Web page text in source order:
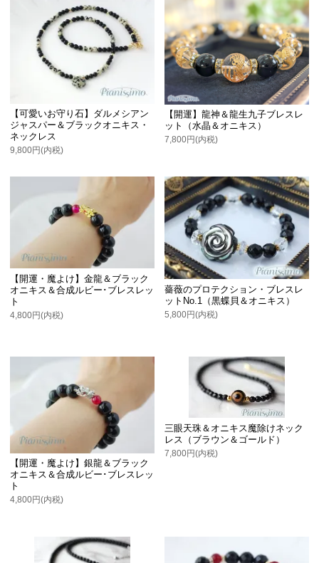
【可愛いお守り石】ダルメシアン
ジャスパー＆ブラックオニキス・
ネックレス
9,800円(内税)
【開運】龍神＆龍生九子ブレスレ
ット（水晶＆オニキス）
7,800円(内税)
【開運・魔よけ】金龍＆ブラック
オニキス＆合成ルビー･ブレスレッ
ト
4,800円(内税)
薔薇のプロテクション・ブレスレ
ットNo.1（黒蝶貝＆オニキス）
5,800円(内税)
【開運・魔よけ】銀龍＆ブラック
オニキス＆合成ルビー･ブレスレッ
ト
4,800円(内税)
三眼天珠＆オニキス魔除けネック
レス（ブラウン＆ゴールド）
7,800円(内税)